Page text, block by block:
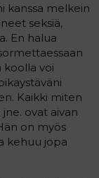
kanssa melkein
seksiä,
En halua
koolla voi
Kaikki miten
ovat aivan
on myös
kehuu jopa